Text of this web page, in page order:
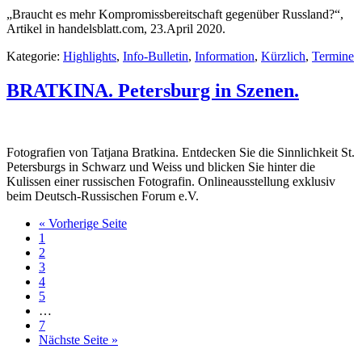
„Braucht es mehr Kompromissbereitschaft gegenüber Russland?“,
Artikel in handelsblatt.com, 23.April 2020.
Kategorie: Highlights, Info-Bulletin, Information, Kürzlich, Termine
BRATKINA. Petersburg in Szenen.
Fotografien von Tatjana Bratkina. Entdecken Sie die Sinnlichkeit St.
Petersburgs in Schwarz und Weiss und blicken Sie hinter die
Kulissen einer russischen Fotografin. Onlineausstellung exklusiv
beim Deutsch-Russischen Forum e.V.
« Vorherige Seite
1
2
3
4
5
…
7
Nächste Seite »